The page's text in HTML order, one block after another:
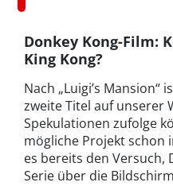
Donkey Kong-Film:
King Kong?
Nach „Luigi’s Mansion“
zweite Titel auf unserer
Spekulationen zufolge
mögliche Projekt schon
es bereits den Versuch,
Serie über die